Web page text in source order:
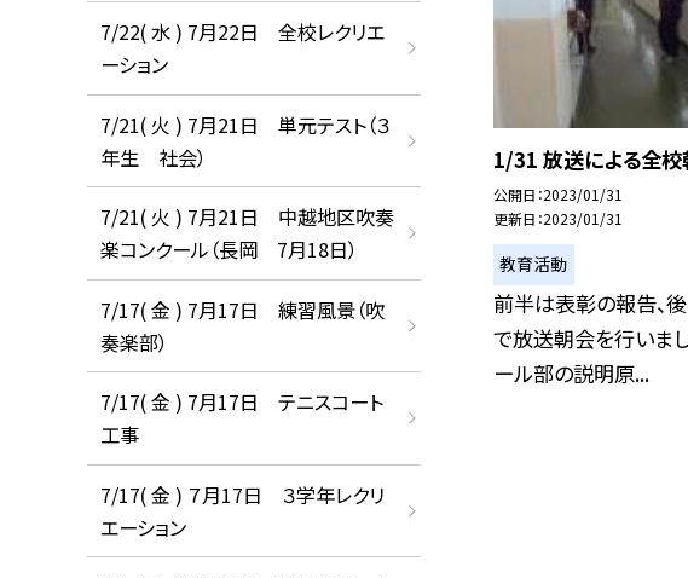
1/31 放送による全校
公開日 2023/01/31
更新日 2023/01/31
教育活動
前半は表彰の報告、
で放送朝会を行いま
ール部の説明原...
7/22( 水 ) 7月22日 全校レクリエ
ーション
7/21( 火 ) 7月21日 単元テスト（３
年生 社会）
7/21( 火 ) 7月21日 中越地区吹奏
楽コンクール（長岡 7月18日）
7/17( 金 ) 7月17日 練習風景（吹
奏楽部）
7/17( 金 ) 7月17日 テニスコート
工事
7/17( 金 ) ７月17日 ３学年レクリ
エーション